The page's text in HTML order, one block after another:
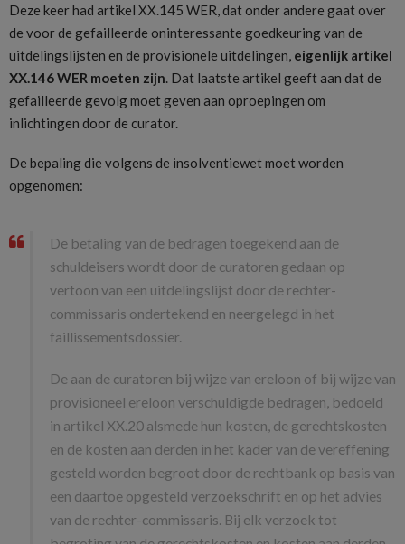
Deze keer had artikel XX.145 WER, dat onder andere gaat over
de voor de gefailleerde oninteressante goedkeuring van de
uitdelingslijsten en de provisionele uitdelingen, eigenlijk artikel
XX.146 WER moeten zijn. Dat laatste artikel geeft aan dat de
gefailleerde gevolg moet geven aan oproepingen om
inlichtingen door de curator.
De bepaling die volgens de insolventiewet moet worden
opgenomen:
De betaling van de bedragen toegekend aan de
schuldeisers wordt door de curatoren gedaan op
vertoon van een uitdelingslijst door de rechter-
commissaris ondertekend en neergelegd in het
faillissementsdossier.
De aan de curatoren bij wijze van ereloon of bij wijze van
provisioneel ereloon verschuldigde bedragen, bedoeld
in artikel XX.20 alsmede hun kosten, de gerechtskosten
en de kosten aan derden in het kader van de vereffening
gesteld worden begroot door de rechtbank op basis van
een daartoe opgesteld verzoekschrift en op het advies
van de rechter-commissaris. Bij elk verzoek tot